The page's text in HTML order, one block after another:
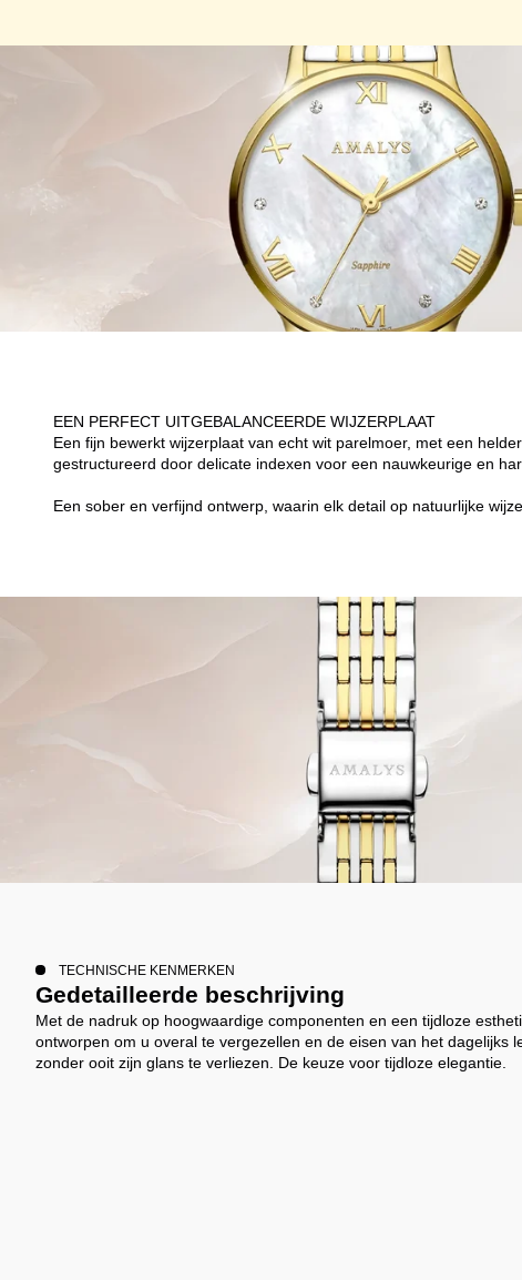
EEN PERFECT UITGEBALANCEERDE WIJZERPLAAT
Een fijn bewerkt wijzerplaat van echt wit parelmoer, met een
gestructureerd door delicate indexen voor een nauwkeurige en
Een sober en verfijnd ontwerp, waarin elk detail op natuurlijke
TECHNISCHE KENMERKEN
Gedetailleerde beschrijving
Met de nadruk op hoogwaardige componenten en een tijdloze
ontworpen om u overal te vergezellen en de eisen van het dagelijks
zonder ooit zijn glans te verliezen. De keuze voor tijdloze elegantie.